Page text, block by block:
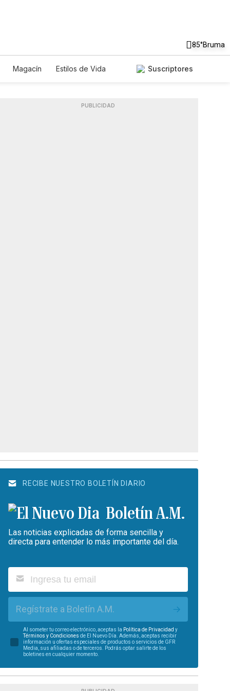
85°Bruma
Magacín
Estilos de Vida
Suscriptores
PUBLICIDAD
RECIBE NUESTRO BOLETÍN DIARIO
Boletín A.M.
Las noticias explicadas de forma sencilla y
directa para entender lo más importante del día.
Regístrate a Boletín A.M.
Al someter tu correo electrónico, aceptas la Política de Privacidad y
Términos y Condiciones de El Nuevo Día. Además, aceptas recibir
información u ofertas especiales de productos o servicios de GFR
Media, sus afiliadas o de terceros. Podrás optar salirte de los
boletines en cualquier momento.